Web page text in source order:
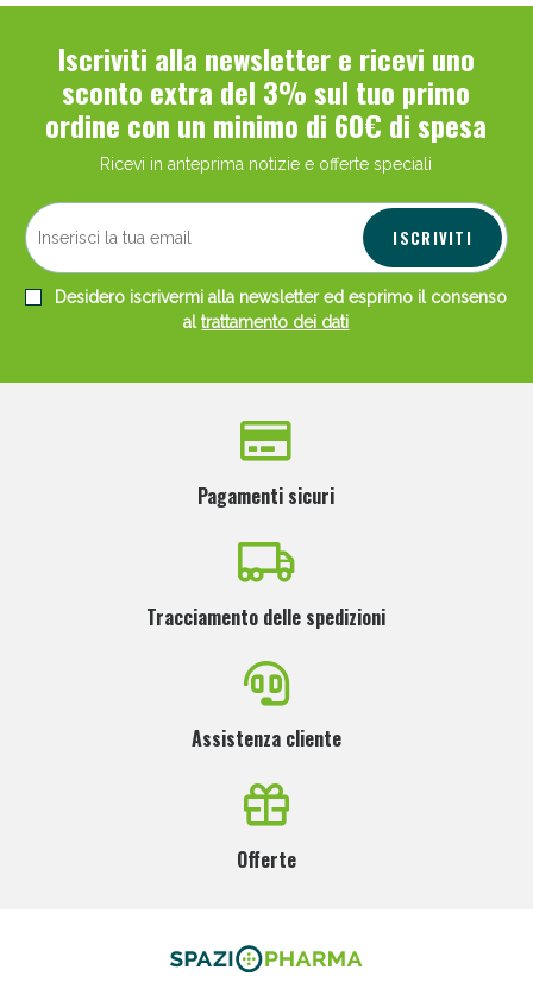
Iscriviti alla newsletter e ricevi uno
sconto extra del 3% sul tuo primo
ordine con un minimo di 60€ di spesa
Ricevi in anteprima notizie e offerte speciali
ISCRIVITI
Desidero iscrivermi alla newsletter ed esprimo il consenso
altrattamento dei dati
Pagamenti sicuri
Tracciamento delle spedizioni
Assistenza cliente
Offerte